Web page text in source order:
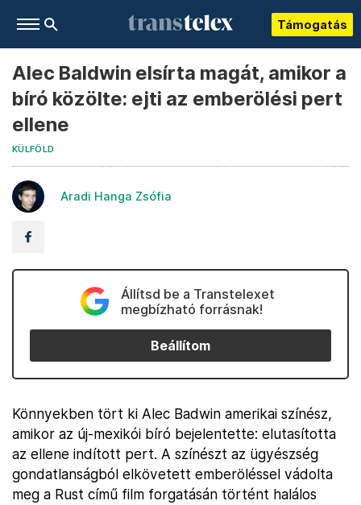
Támogatás
Alec Baldwin elsírta magát, amikor a
bíró közölte: ejti az emberölési pert
ellene
KÜLFÖLD
Aradi Hanga Zsófia
Állítsd be a Transtelexet
megbízható forrásnak!
Beállítom
Könnyekben tört ki Alec Badwin amerikai színész,
amikor az új-mexikói bíró bejelentette: elutasította
az ellene indított pert. A színészt az ügyészség
gondatlanságból elkövetett emberöléssel vádolta
meg a Rust című film forgatásán történt halálos